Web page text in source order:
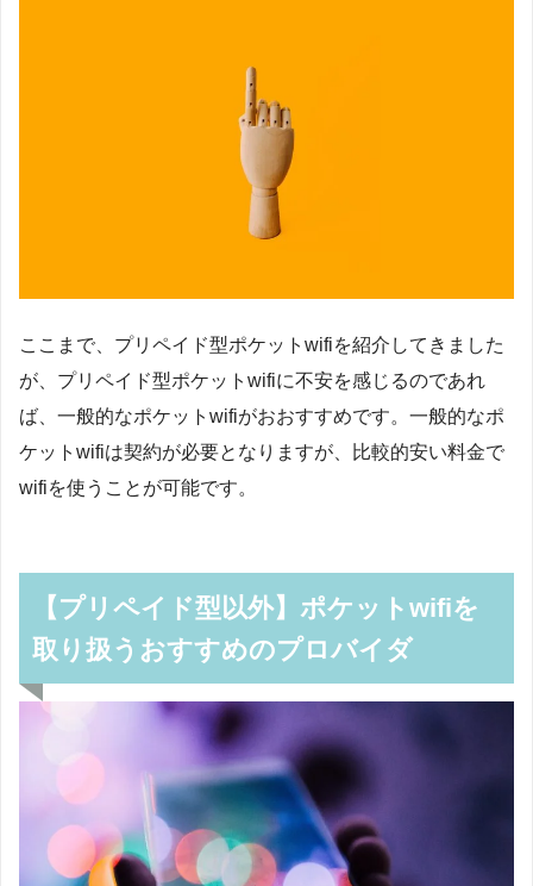
ここまで、プリペイド型ポケットwifiを紹介してきました
が、プリペイド型ポケットwifiに不安を感じるのであれ
ば、一般的なポケットwifiがおおすすめです。一般的なポ
ケットwifiは契約が必要となりますが、比較的安い料金で
wifiを使うことが可能です。
【プリペイド型以外】ポケットwifiを
取り扱うおすすめのプロバイダ